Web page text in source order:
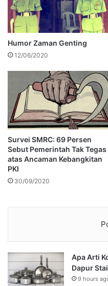
Humor Zaman Genting
12/06/2020
Survei SMRC: 69 Persen
Sebut Pemerintah Tak Tegas
atas Ancaman Kebangkitan
PKI
30/09/2020
Apa Arti
Dapur
9 hours